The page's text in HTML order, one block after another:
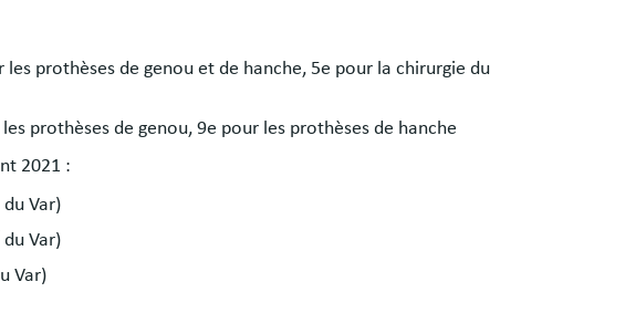
prothèses de genou et de hanche, 5e pour la chirurgie du
prothèses de genou, 9e pour les prothèses de hanche
2021 :
Var)
du Var)
Var)